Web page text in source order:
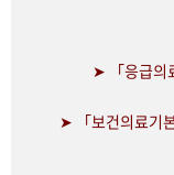
➤ 「응급의
➤ 「보건의료기